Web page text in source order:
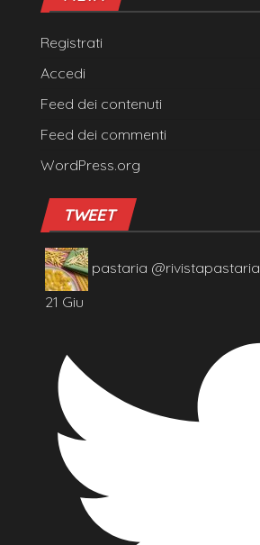
Registrati
Accedi
Feed dei contenuti
Feed dei commenti
WordPress.org
TWEET
pastaria @rivistapastaria
21 Giu